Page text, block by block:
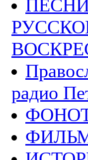
радио